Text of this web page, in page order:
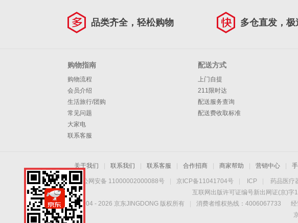
品类齐全，轻松购物 多仓直发，极
购物指南
购物流程
会员介绍
生活旅行/团购
常见问题
大家电
联系客服
配送方式
上门自提
211限时达
配送服务查询
配送费收取标准
关于我们 联系我们 联系客服 合作招商 商家帮助 营销中心
京公网安备 11000002000088号 京ICP备11041704号 ICP 药品医疗
互联网出版许可证编号新出网证(京)字
Copyright © 2004 - 2026 京东JINGDONG 版权所有 消费者维权热线：4006067733 经